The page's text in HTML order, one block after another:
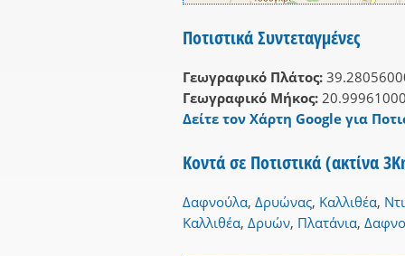
Ποτιστικά Συντεταγμένες
Γεωγραφικό Πλάτος:
Γεωγραφικό Μήκος:
Δείτε τον Χάρτη Google για
Κοντά σε Ποτιστικά (ακτίνα
Δαφνούλα, Δρυώνας, Καλλιθέα,
Καλλιθέα, Δρυών, Πλατάνια,